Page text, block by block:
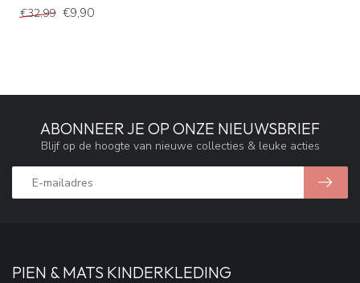
€32,99 €9,90
ABONNEER JE OP ONZE NIEUWSBRIEF
Blijf op de hoogte van nieuwe collecties & leuke acties
PIEN & MATS KINDERKLEDING